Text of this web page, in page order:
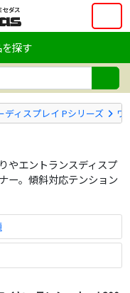
探す
ディスプレイ Pシリーズ ワ
やエントランスディスプ
ー。傾斜対応テンション